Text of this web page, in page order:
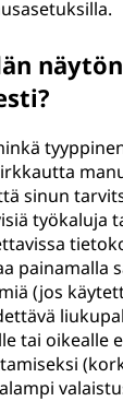
sinun
työkaluja
painamalla
(jos
tai oikealle